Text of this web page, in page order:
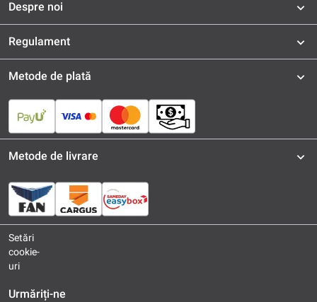
Despre noi
Regulament
Metode de plată
Metode de livrare
Setări
cookie-
uri
Urmăriți-ne